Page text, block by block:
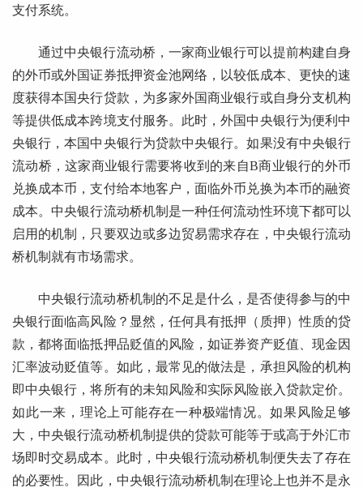
支付系统。
通过中央银行流动桥，一家商业银行可以提前构建自身
的外币或外国证券抵押资金池网络，以较低成本、更快的速
度获得本国央行贷款，为多家外国商业银行或自身分支机构
等提供低成本跨境支付服务。此时，外国中央银行为便利中
央银行，本国中央银行为贷款中央银行。如果没有中央银行
流动桥，这家商业银行需要将收到的来自B商业银行的外币
兑换成本币，支付给本地客户，面临外币兑换为本币的融资
成本。中央银行流动桥机制是一种任何流动性环境下都可以
启用的机制，只要双边或多边贸易需求存在，中央银行流动
桥机制就有市场需求。
中央银行流动桥机制的不足是什么，是否使得参与的中
央银行面临高风险？显然，任何具有抵押（质押）性质的贷
款，都将面临抵押品贬值的风险，如证券资产贬值、现金因
汇率波动贬值等。如此，最常见的做法是，承担风险的机构
即中央银行，将所有的未知风险和实际风险嵌入贷款定价。
如此一来，理论上可能存在一种极端情况。如果风险足够
大，中央银行流动桥机制提供的贷款可能等于或高于外汇市
场即时交易成本。此时，中央银行流动桥机制便失去了存在
的必要性。因此，中央银行流动桥机制在理论上也并不是永